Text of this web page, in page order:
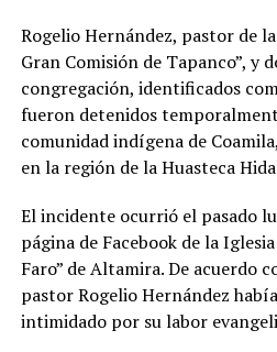
Rogelio Hernández, pastor de
Gran Comisión de Tapanco”, y
congregación, identificados
fueron detenidos
comunidad indígena de
en la región de la Huasteca
El incidente ocurrió el pasado
página de Facebook de la
Faro” de Altamira. De acuerdo
pastor Rogelio Hernández
intimidado por su labor